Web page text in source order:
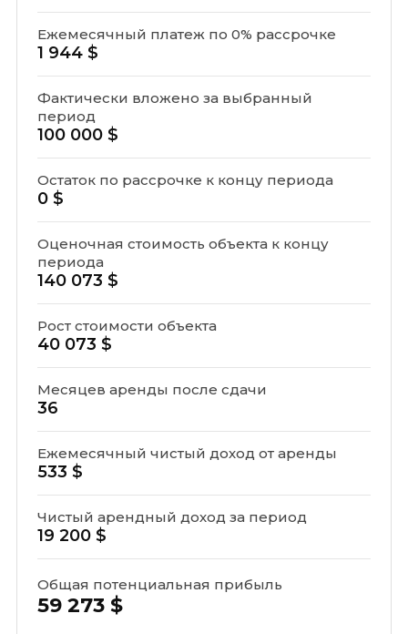
Ежемесячный платеж по 0% рассрочке
1 944 $
Фактически вложено за выбранный
период
100 000 $
Остаток по рассрочке к концу периода
0 $
Оценочная стоимость объекта к концу
периода
140 073 $
Рост стоимости объекта
40 073 $
Месяцев аренды после сдачи
36
Ежемесячный чистый доход от аренды
533 $
Чистый арендный доход за период
19 200 $
Общая потенциальная прибыль
59 273 $